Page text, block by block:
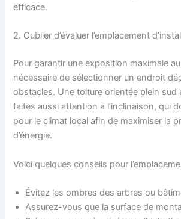
efficace.
2. Oublier d’évaluer l’emplacement
Pour garantir une exposition maximale
nécessaire de sélectionner un endroit
obstacles. Une toiture orientée plein sud
faites aussi attention à l’inclinaison, qui
pour le climat local afin de maximiser la
d’énergie.
Voici quelques conseils pour
Évitez les ombres des arbres ou
Assurez-vous que la surface de